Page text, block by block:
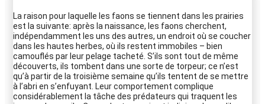
La raison pour laquelle les faons se tiennent dans les prairies
est la suivante: après la naissance, les faons cherchent,
indépendamment les uns des autres, un endroit où se coucher
dans les hautes herbes, où ils restent immobiles – bien
camouflés par leur pelage tacheté. S’ils sont tout de même
découverts, ils tombent dans une sorte de torpeur; ce n’est
qu’à partir de la troisième semaine qu’ils tentent de se mettre
à l’abri en s’enfuyant. Leur comportement complique
considérablement la tâche des prédateurs qui traquent les